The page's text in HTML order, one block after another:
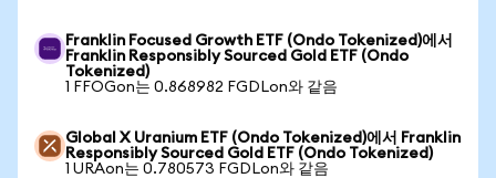
Franklin Focused Growth ETF (Ondo Tokenized)에서
Franklin Responsibly Sourced Gold ETF (Ondo
Tokenized)
1 FFOGon는 0.868982 FGDLon와 같음
Global X Uranium ETF (Ondo Tokenized)에서 Franklin
Responsibly Sourced Gold ETF (Ondo Tokenized)
1 URAon는 0.780573 FGDLon와 같음